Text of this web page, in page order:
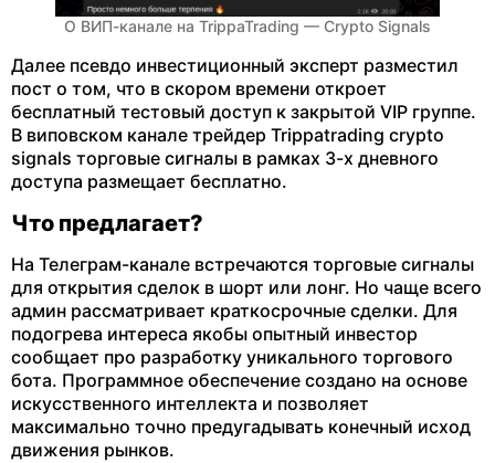
О ВИП-канале на TrippaTrading — Crypto Signals
Далее псевдо инвестиционный эксперт разместил
пост о том, что в скором времени откроет
бесплатный тестовый доступ к закрытой VIP группе.
В виповском канале трейдер Trippatrading crypto
signals торговые сигналы в рамках 3-х дневного
доступа размещает бесплатно.
Что предлагает?
На Телеграм-канале встречаются торговые сигналы
для открытия сделок в шорт или лонг. Но чаще всего
админ рассматривает краткосрочные сделки. Для
подогрева интереса якобы опытный инвестор
сообщает про разработку уникального торгового
бота. Программное обеспечение создано на основе
искусственного интеллекта и позволяет
максимально точно предугадывать конечный исход
движения рынков.